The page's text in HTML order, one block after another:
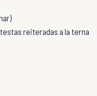
reiteradas a la terna